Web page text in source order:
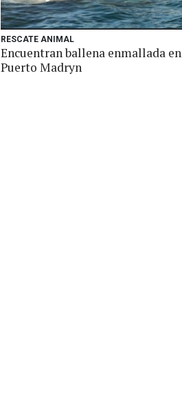
RESCATE ANIMAL
Encuentran ballena enmallada en
Puerto Madryn